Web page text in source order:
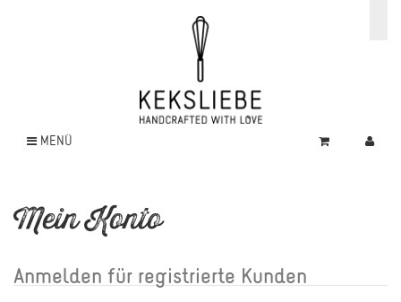
MENÜ
Mein Konto
Anmelden für registrierte Kunden